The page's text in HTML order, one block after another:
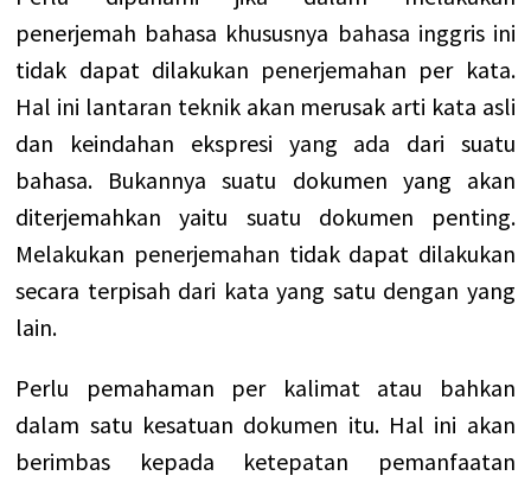
penerjemah bahasa khususnya bahasa inggris ini
tidak dapat dilakukan penerjemahan per kata.
Hal ini lantaran teknik akan merusak arti kata asli
dan keindahan ekspresi yang ada dari suatu
bahasa. Bukannya suatu dokumen yang akan
diterjemahkan yaitu suatu dokumen penting.
Melakukan penerjemahan tidak dapat dilakukan
secara terpisah dari kata yang satu dengan yang
lain.
Perlu pemahaman per kalimat atau bahkan
dalam satu kesatuan dokumen itu. Hal ini akan
berimbas kepada ketepatan pemanfaatan